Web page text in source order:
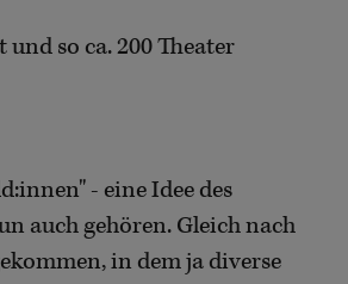
so ca. 200 Theater
- eine Idee des
auch gehören. Gleich nach
in dem ja diverse